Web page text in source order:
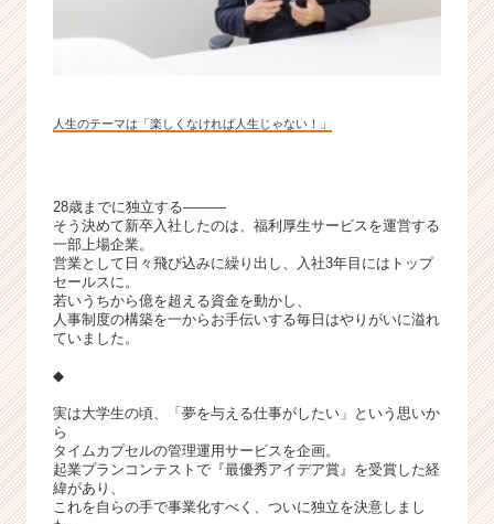
業
ス
が
届
く
活
サ
ア
キ
ャ
ア
人生のテーマは「楽しくなければ人生じゃない！」
28歳までに独立する―――
そう決めて新卒入社したのは、福利厚生サービスを運営する
一部上場企業。
営業として日々飛び込みに繰り出し、入社3年目にはトップ
セールスに。
若いうちから億を超える資金を動かし、
人事制度の構築を一からお手伝いする毎日はやりがいに溢れ
ていました。
◆
実は大学生の頃、「夢を与える仕事がしたい」という思いか
ら
タイムカプセルの管理運用サービスを企画。
起業プランコンテストで『最優秀アイデア賞』を受賞した経
緯があり、
これを自らの手で事業化すべく、ついに独立を決意しまし